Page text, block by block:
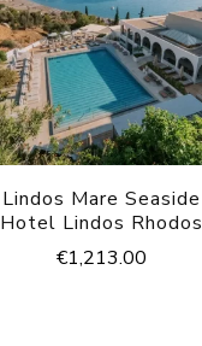
Lindos Mare Seaside
Hotel Lindos Rhodos
€1,213.00